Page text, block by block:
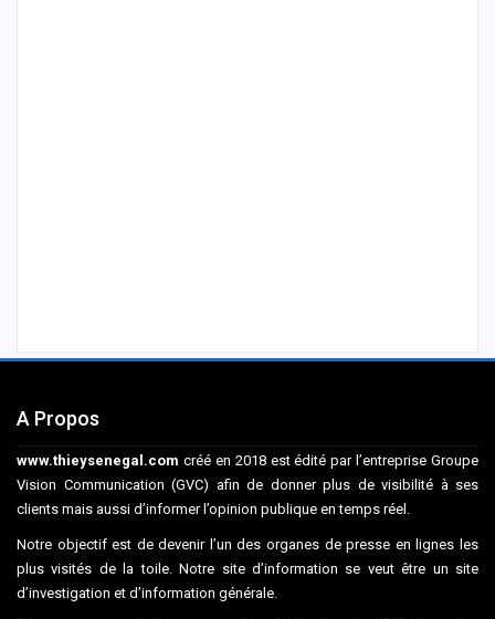
A Propos
www.thieysenegal.com créé en 2018 est édité par l’entreprise Groupe
Vision Communication (GVC) afin de donner plus de visibilité à ses
clients mais aussi d’informer l’opinion publique en temps réel.
Notre objectif est de devenir l’un des organes de presse en lignes les
plus visités de la toile. Notre site d’information se veut être un site
d’investigation et d’information générale.